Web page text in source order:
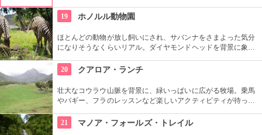
の「おもてなし」に驚くはず。接客の良さや、お味に、ここは
ホテル？とため息がでてしまうかも。
19 ホノルル動物園
ほとんどの動物が放し飼いにされ、サバンナをさまよった気分
になりそうなくらいリアル。ダイヤモンドヘッドを背景に象さ
ルーツを観察できたりと、随所でハワイらしさも楽しめます。
20 クアロア・ランチ
壮大なコウラウ山脈を背景に、緑いっぱいに広がる牧場。乗馬
やバギー、フラのレッスンなど楽しいアクティビティが待って
ック・パーク』のロケ地としても知られ、ロケ地巡りのバスも
あります。
21 マノア・フォールズ・トレイル